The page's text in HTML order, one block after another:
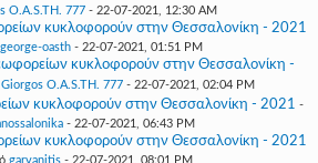
O.A.S.TH. 777- 22-07-2021, 12:30 AM
κυκλοφορούν στην Θεσσαλονίκη - 2021
george-oasth- 22-07-2021, 01:51 PM
κυκλοφορούν στην Θεσσαλονίκη -
Giorgos O.A.S.TH. 777- 22-07-2021, 02:04 PM
κυκλοφορούν στην Θεσσαλονίκη - 2021 -
- 22-07-2021, 06:43 PM
κυκλοφορούν στην Θεσσαλονίκη - 2021
garvanitis - 22-07-2021, 08:01 PM